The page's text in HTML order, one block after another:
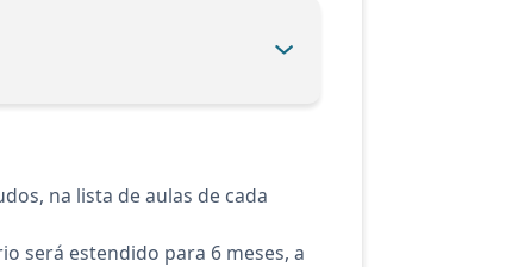
na lista de aulas de cada
será estendido para 6 meses, a